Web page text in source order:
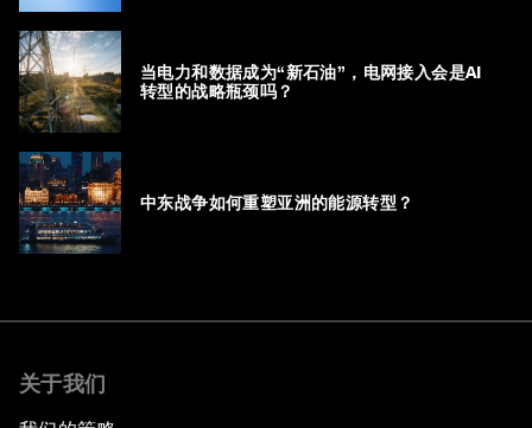
当电力和数据成为“新石油”，电网接入会是AI
转型的战略瓶颈吗？
中东战争如何重塑亚洲的能源转型？
关于我们